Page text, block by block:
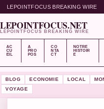
LEPOINTFOCUS BREAKING WIRE
LEPOINTFOCUS.NET
LEPOINTFOCUS BREAKING WIRE
AC
CU
EIL
A
PRO
POS
CO
NTA
CT
NOTRE
HISTOIR
E
BLOG ECONOMIE LOCAL
VOYAGE